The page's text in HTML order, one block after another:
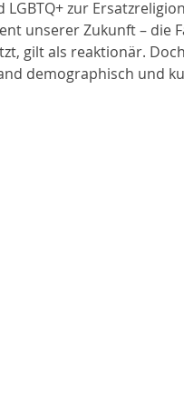
zur
unserer Zukunft – die
gilt als reaktionär.
demographisch und